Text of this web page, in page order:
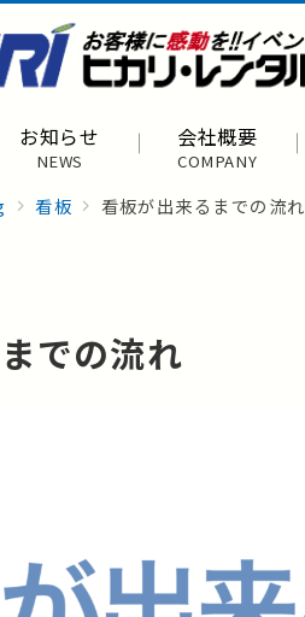
お知らせ
NEWS
会社概要
COMPANY
看板 看板が出来るまでの流れ
での流れ